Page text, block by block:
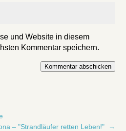
und Website in diesem
Kommentar speichern.
Kommentar abschicken
– "Strandläufer retten Leben!"
→